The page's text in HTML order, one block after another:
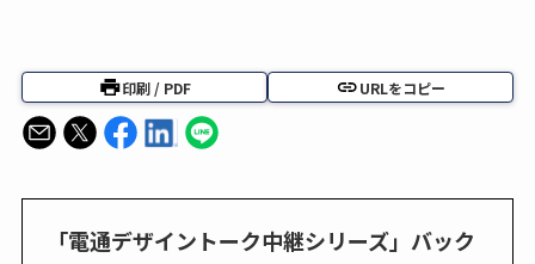
印刷 / PDF URLをコピー
「電通デザイントーク中継シリーズ」バック